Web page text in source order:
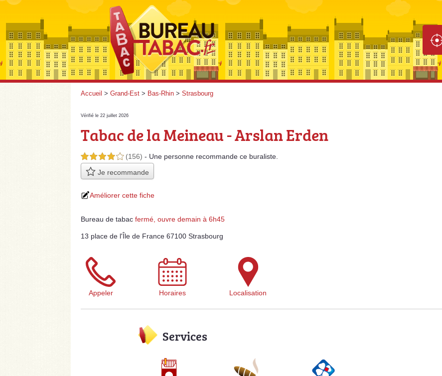
Accueil > Grand-Est > Bas-Rhin > Strasbourg
Vérifié le 22 juillet 2026
Tabac de la Meineau - Arslan Erden
4,0 étoiles sur 5 (156) - Une personne recommande ce buraliste.
Je recommande
Améliorer cette fiche
Bureau de tabac fermé, ouvre demain à 6h45
13 place de l'Île de France 67100 Strasbourg
Appeler Horaires Localisation
Services